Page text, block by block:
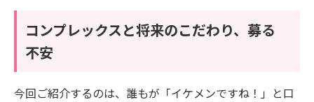
コンプレックスと将来のこだわり、募る
不安
今回ご紹介するのは、誰もが「イケメンですね！」と口